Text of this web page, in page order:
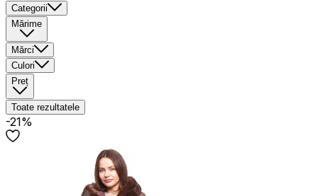
Categorii
Mărime
Mărci
Culori
Preț
Toate rezultatele
-21%